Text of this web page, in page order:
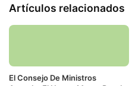
Artículos relacionados
El Consejo De Ministros